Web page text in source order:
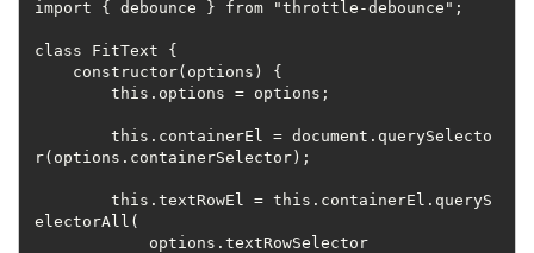
import { debounce } from "throttle-debounce";
class FitText {
    constructor(options) {
        this.options = options;
r(options.containerSelector);
electorAll(
            options.textRowSelector